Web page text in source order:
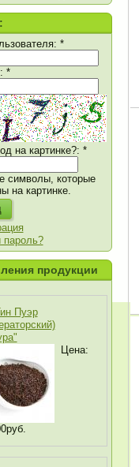
*
*
на картинке?: *
символы, которые
на картинке.
продукции
Пуэр
Цена: